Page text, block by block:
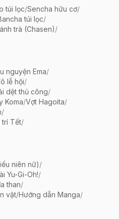
túi lọc/Sencha hữu cơ/
túi lọc/
trà (Chasen)/
nguyện Ema/
lễ hội/
dệt thủ công/
Koma/Vợt Hagoita/
/
trí Tết/
niên nữ)/
Yu-Gi-Oh!/
than/
vật/Hướng dẫn Manga/